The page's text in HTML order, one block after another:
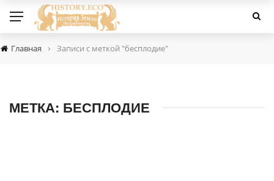
Главная › Записи с меткой "бесплодие"
МЕТКА: БЕСПЛОДИЕ